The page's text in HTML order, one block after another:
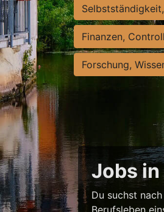
Finanzen,
Forschung,
Jobs in
Du suchst